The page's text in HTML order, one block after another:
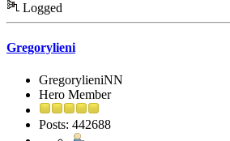
Logged
Gregorylieni
GregorylieniNN
Hero Member
Posts: 442688